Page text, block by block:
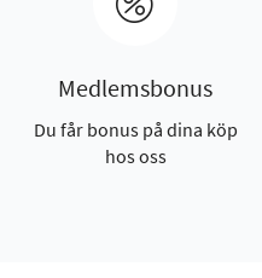
Medlemsbonus
Du får bonus på dina köp
hos oss